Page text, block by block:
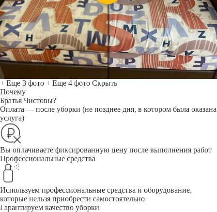
+ Еще 3 фото + Еще 4 фото Скрыть
Почему
Братья Чистовы?
Оплата — после уборки (не позднее дня, в котором была оказана
услуга)
Вы оплачиваете фиксированную цену после выполнения работ
Профессиональные средства
Используем профессиональные средства и оборудование,
которые нельзя приобрести самостоятельно
Гарантируем качество уборки